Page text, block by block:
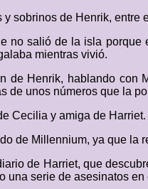
sobrinos de Henrik,
no salió de la isla
mientras vivió.
de Henrik, hablando
de unos números que la
Cecilia y amiga de Harriet.
de Millennium, ya que la
de Harriet, que
una serie de asesinatos